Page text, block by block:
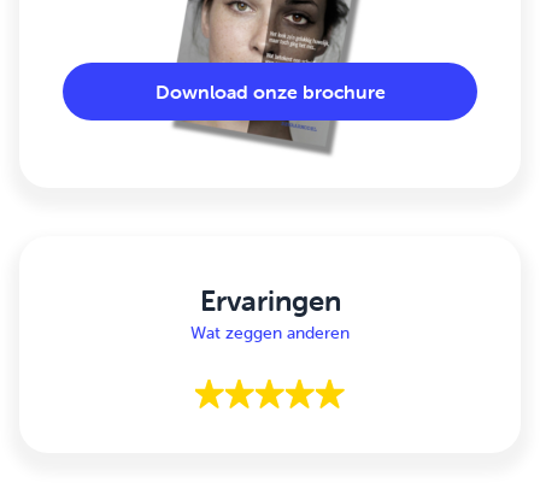
Download onze brochure
Ervaringen
Wat zeggen anderen